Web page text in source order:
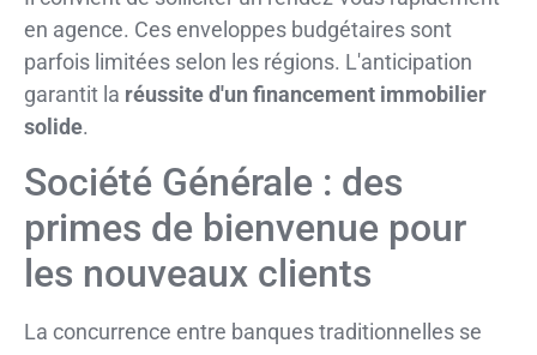
en agence. Ces enveloppes budgétaires sont
parfois limitées selon les régions. L'anticipation
garantit la réussite d'un financement immobilier
solide.
Société Générale : des
primes de bienvenue pour
les nouveaux clients
La concurrence entre banques traditionnelles se